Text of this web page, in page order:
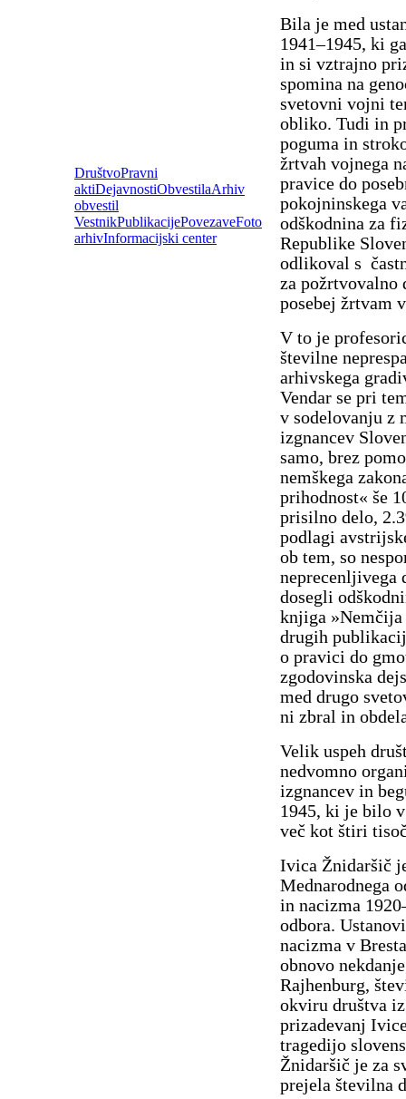
DruštvoPravni
aktiDejavnostiObvestilaArhiv
obvestil
VestnikPublikacijePovezaveFoto
arhivInformacijski center
Bila je med
1941–1945, ki
in si vztrajno
spomina na
svetovni vojni
obliko. Tudi in
poguma in
žrtvah vojnega
pravice do
pokojninskega
odškodnina za
Republike
odlikoval s
za požrtvovalno
posebej žrtvam
V to je
številne
arhivskega
Vendar se pri
v sodelovanju z
izgnancev
samo, brez
nemškega
prihodnost« še
prisilno delo,
podlagi
ob tem, so
neprecenljivega
dosegli
knjiga
drugih
o pravici do
zgodovinska
med drugo
ni zbral in
Velik uspeh
nedvomno
izgnancev in
1945, ki je bilo
več kot štiri
Ivica Žnidaršič
Mednarodnega
in nacizma
odbora.
nacizma v
obnovo
Rajhenburg,
okviru društva
prizadevanj
tragedijo
Žnidaršič je za
prejela številna